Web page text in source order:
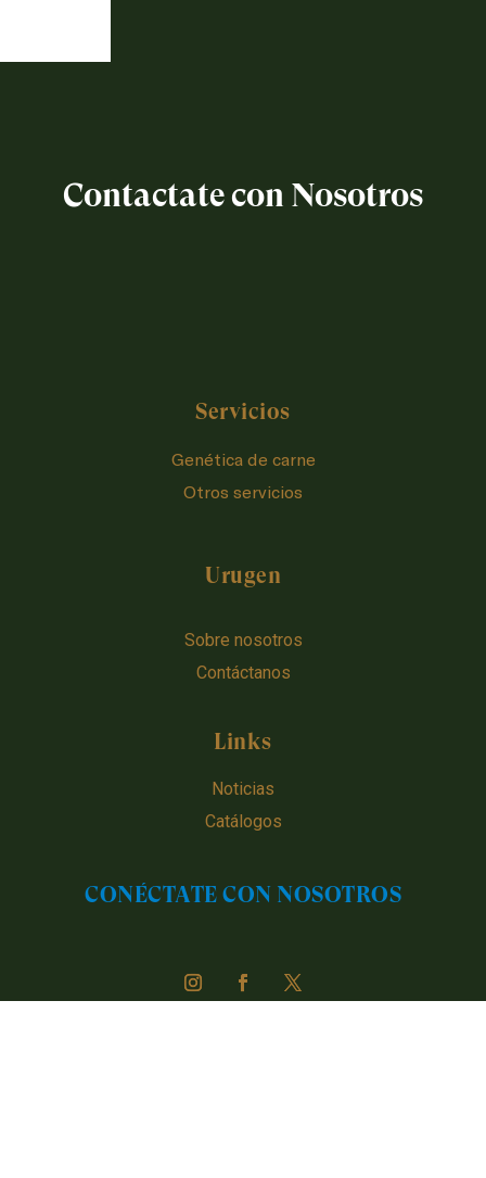
Contactate con Nosotros
Servicios
Genética de carne
Otros servicios
Urugen
Sobre nosotros
Contáctanos
Links
Noticias
Catálogos
CONÉCTATE CON NOSOTROS